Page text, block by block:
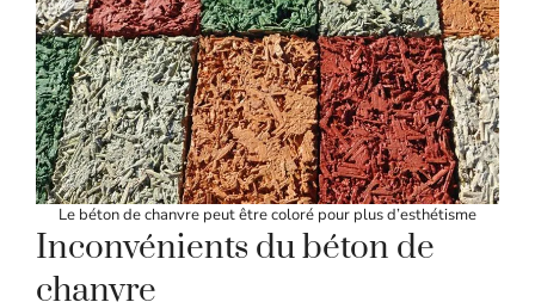
Le béton de chanvre peut être coloré pour plus d’esthétisme
Inconvénients du béton de
chanvre